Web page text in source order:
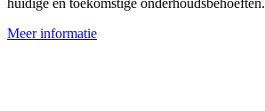
huidige en toekomstige onderhoudsbehoeften.
Meer informatie